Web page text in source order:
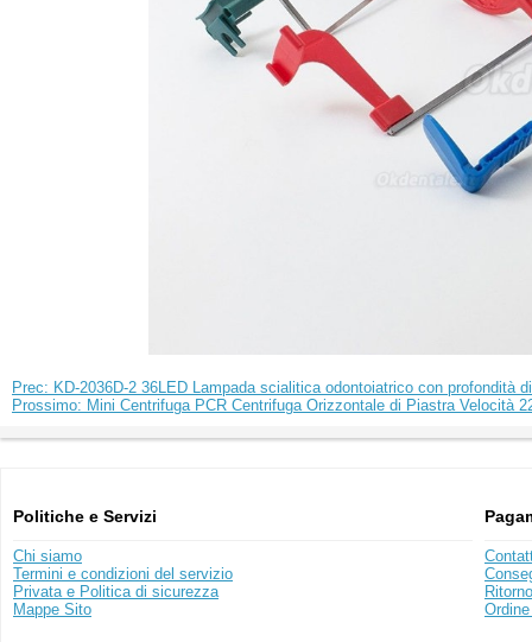
Prec: KD-2036D-2 36LED Lampada scialitica odontoiatrico con profondità
Prossimo: Mini Centrifuga PCR Centrifuga Orizzontale di Piastra Velocità
Politiche e Servizi
Chi siamo
Termini e condizioni del servizio
Privata e Politica di sicurezza
Mappe Sito